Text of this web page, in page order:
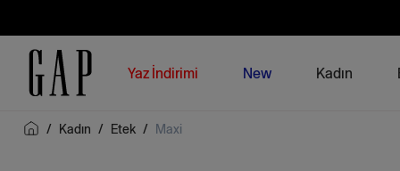
Yaz İndirimi New Kadın
/ Kadın / Etek / Maxi